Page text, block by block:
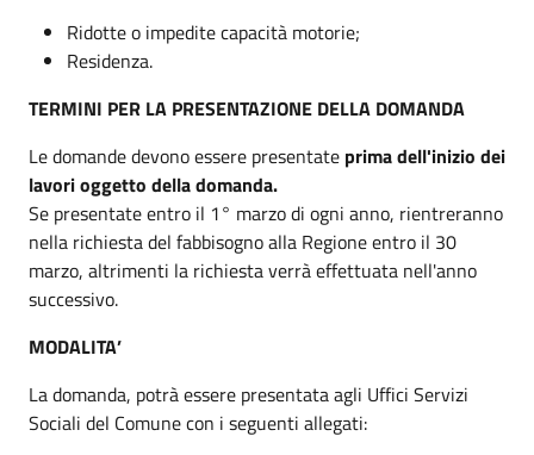
Ridotte o impedite capacità motorie;
Residenza.
TERMINI PER LA PRESENTAZIONE DELLA DOMANDA
Le domande devono essere presentate prima dell'inizio dei
lavori oggetto della domanda.
Se presentate entro il 1° marzo di ogni anno, rientreranno
nella richiesta del fabbisogno alla Regione entro il 30
marzo, altrimenti la richiesta verrà effettuata nell'anno
successivo.
MODALITA’
La domanda, potrà essere presentata agli Uffici Servizi
Sociali del Comune con i seguenti allegati: